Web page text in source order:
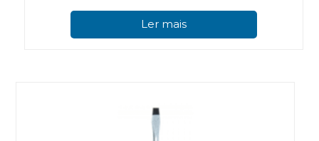
Ler mais